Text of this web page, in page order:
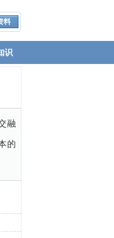
识
融
的